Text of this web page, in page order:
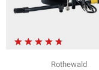
Rothewald